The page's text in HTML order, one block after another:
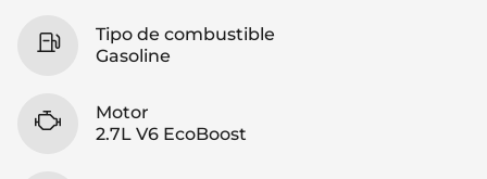
Tipo de combustible
Gasoline
Motor
2.7L V6 EcoBoost